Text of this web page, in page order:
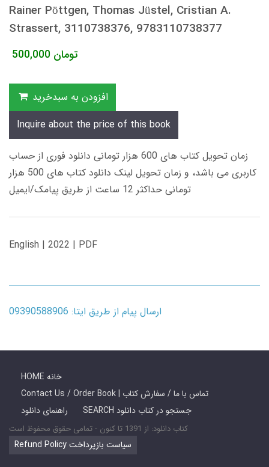
Rainer Pöttgen, Thomas Jüstel, Cristian A.
Strassert, 3110738376, 9783110738377
500,000 تومان
افزودن به سبدخرید
Inquire about the price of this book
زمان تحویل کتاب های 600 هزار تومانی دانلود فوری از حساب
کاربری می باشد، و زمان تحویل لینک دانلود کتاب های 500 هزار
تومانی حداکثر 12 ساعت از طریق پیامک/ایمیل
English | 2022 | PDF
ارسال پیام از طریق ایتا: 09390588906
HOME خانه
Contact Us / Order Book | تماس با ما / سفارش کتاب
راهنمای دانلود
SEARCH جستجو در کتاب دانلود
کتاب دانلود: از 1391 تا کنون - تمامی حقوق محفوظ است
Refund Policy سیاست بازپرداخت